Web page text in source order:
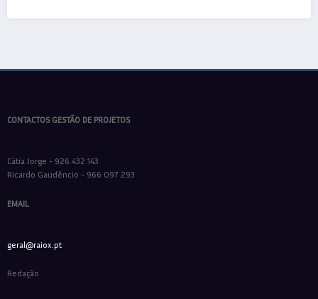
CONTACTOS GESTÃO DE PROJETOS
Cátia Jorge - 926 432 143
Ricardo Gaudêncio - 966 097 293
EMAIL
geral@raiox.pt
Redação